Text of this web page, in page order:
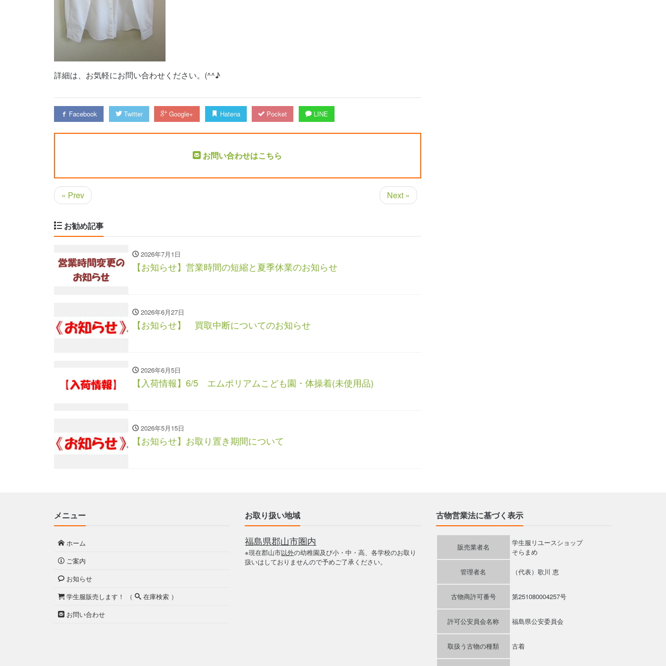
詳細は、お気軽にお問い合わせください。(^^♪
Facebook Twitter Google+ Hatena Pocket LINE
お問い合わせはこちら
« Prev Next »
お勧め記事
2026年7月1日
【お知らせ】営業時間の短縮と夏季休業のお知らせ
2026年6月27日
【お知らせ】 買取中断についてのお知らせ
2026年6月5日
【入荷情報】6/5 エムポリアムこども園・体操着(未使用品)
2026年5月15日
【お知らせ】お取り置き期間について
メニュー
ホーム
ご案内
お知らせ
学生服販売します！ （
在庫検索 ）
お問い合わせ
お取り扱い地域
福島県郡山市圏内
※現在郡山市以外の幼稚園及び小・中・高、各学校のお取り
扱いはしておりませんので予めご了承ください。
古物営業法に基づく表示
販売業者名
学生服リユースショップ
そらまめ
管理者名 （代表）歌川 恵
古物商許可番号 第251080004257号
許可公安員会名称 福島県公安委員会
取扱う古物の種類 古着